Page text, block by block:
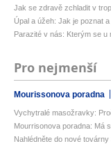
Jak se zdravě zchladit v
Úpal a úžeh: Jak je poznat
Parazité v nás: Kterým se u
Pro nejmenší
Mourissonova poradna
Vychytralé masožravky:
Mourrisonova poradna: Má
Nahlédněte do nové